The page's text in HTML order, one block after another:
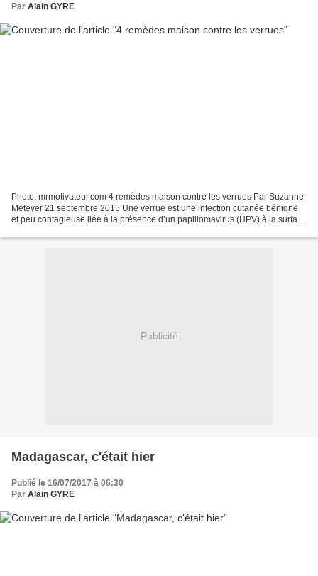
Par Alain GYRE
Photo: mrmotivateur.com 4 remèdes maison contre les verrues Par Suzanne
Meteyer 21 septembre 2015 Une verrue est une infection cutanée bénigne
et peu contagieuse liée à la présence d’un papillomavirus (HPV) à la surface
Publicité
Madagascar, c'était hier
Publié le 16/07/2017 à 06:30
Par Alain GYRE